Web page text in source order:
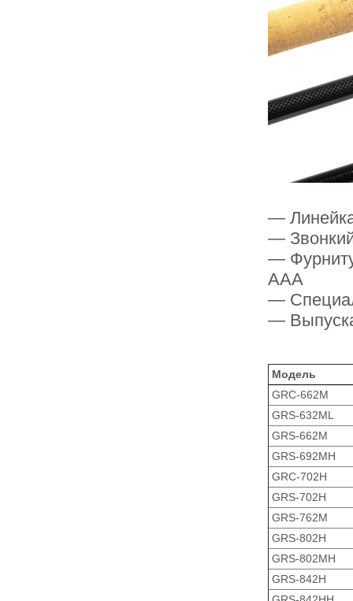
—
—
—
ААА
—
—
Модель
GRC-662M
GRS-632ML
GRS-662M
GRS-692MH
GRC-702H
GRS-702H
GRS-762M
GRS-802H
GRS-802MH
GRS-842H